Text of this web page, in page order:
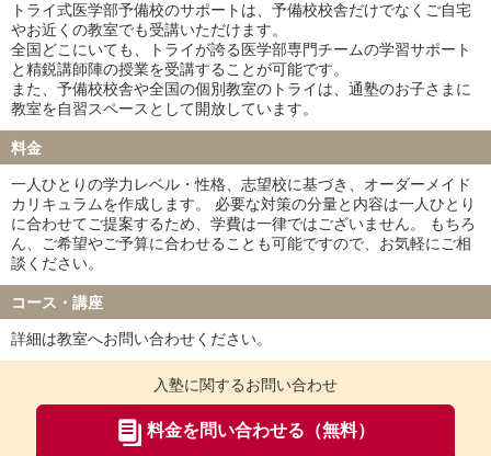
トライ式医学部予備校のサポートは、予備校校舎だけでなくご自宅
やお近くの教室でも受講いただけます。
全国どこにいても、トライが誇る医学部専門チームの学習サポート
と精鋭講師陣の授業を受講することが可能です。
また、予備校校舎や全国の個別教室のトライは、通塾のお子さまに
教室を自習スペースとして開放しています。
料金
一人ひとりの学力レベル・性格、志望校に基づき、オーダーメイド
カリキュラムを作成します。 必要な対策の分量と内容は一人ひとり
に合わせてご提案するため、学費は一律ではございません。 もちろ
ん、ご希望やご予算に合わせることも可能ですので、お気軽にご相
談ください。
コース・講座
詳細は教室へお問い合わせください。
入塾に関するお問い合わせ
料金を問い合わせる（無料）